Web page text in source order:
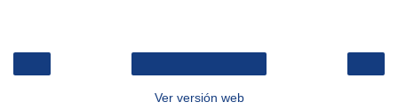
Ver versión web